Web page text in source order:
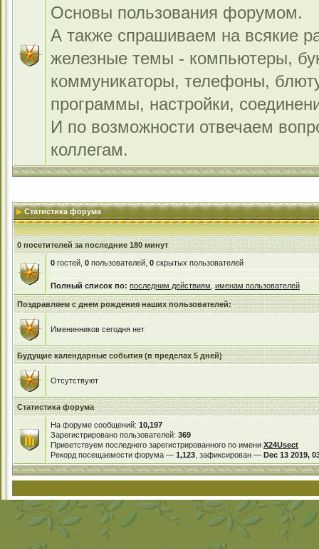
Основы пользования форумом.
А также спрашиваем на всякие
железные темы - компьютеры,
коммуникаторы, телефоны,
программы, настройки,
И по возможности отвечаем
коллегам.
Статистика форума
0 посетителей за последние 180 минут
0 гостей, 0 пользователей, 0 скрытых пользователей
Полный список по: последним действиям именам пользователей
Поздравляем с днем рождения наших пользователей:
Именинников сегодня нет
Будущие календарные события (в пределах 5 дней)
Отсутствуют
Статистика форума
На форуме сообщений: 10,197
Зарегистрировано пользователей: 369
Приветствуем последнего зарегистрированного по имени X24Usect
Рекорд посещаемости форума — 1,123 , зафиксирован — Dec 13 2019,